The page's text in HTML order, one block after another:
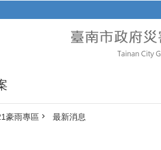
豪雨專區 最新消息